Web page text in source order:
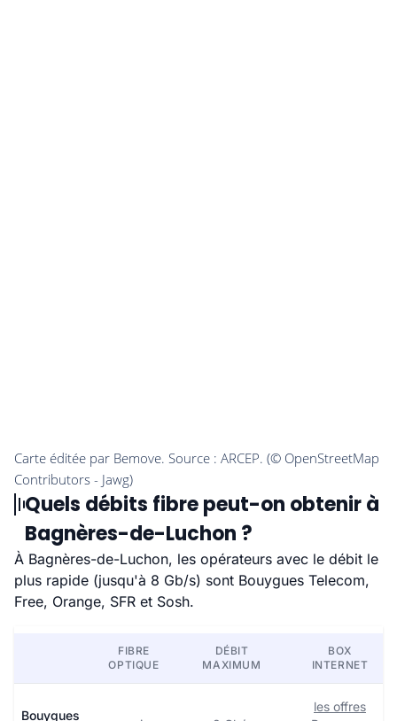
Quels débits fibre peut-on obtenir à
Bagnères-de-Luchon ?
À Bagnères-de-Luchon, les opérateurs avec le débit le
plus rapide (jusqu'à 8 Gb/s) sont Bouygues Telecom,
Free, Orange, SFR et Sosh.
FIBRE
OPTIQUE
DÉBIT
MAXIMUM
BOX
INTERNET
Bouygues
les offres